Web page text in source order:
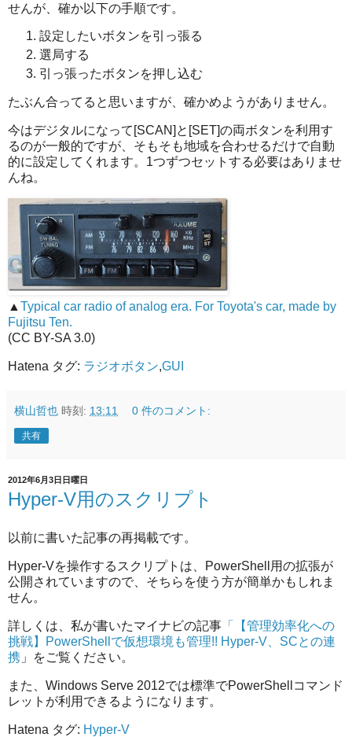
せんが、確か以下の手順です。
設定したいボタンを引っ張る
選局する
引っ張ったボタンを押し込む
たぶん合ってると思いますが、確かめようがありません。
今はデジタルになって[SCAN]と[SET]の両ボタンを利用す
るのが一般的ですが、そもそも地域を合わせるだけで自動
的に設定してくれます。1つずつセットする必要はありませ
んね。
▲ Typical car radio of analog era. For Toyota's car, made by
Fujitsu Ten.
(CC BY-SA 3.0)
Hatena タグ: ラジオボタン,GUI
横山哲也 時刻: 13:11 0 件のコメント:
共有
2012年6月3日日曜日
Hyper-V用のスクリプト
以前に書いた記事の再掲載です。
Hyper-Vを操作するスクリプトは、PowerShell用の拡張が
公開されていますので、そちらを使う方が簡単かもしれま
せん。
詳しくは、私が書いたマイナビの記事 「【管理効率化への
挑戦】PowerShellで仮想環境も管理!! Hyper-V、SCとの連
携 」をご覧ください。
また、Windows Serve 2012では標準でPowerShellコマンド
レットが利用できるようになります。
Hatena タグ: Hyper-V